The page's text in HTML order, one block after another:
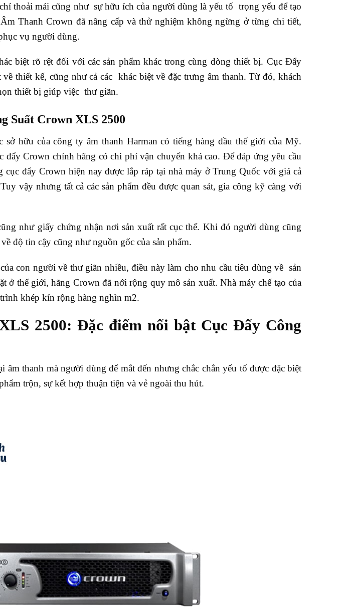
thoải mái cũng như sự hữu ích của người dùng là yếu tố trọng yếu để tạo
Thanh Crown đã nâng cấp và thử nghiệm không ngừng ở từng chi tiết,
vụ người dùng.
biệt rõ rệt đối với các sản phẩm khác trong cùng dòng thiết bị. Cục Đẩy
thiết kế, cũng như cả các khác biệt về đặc trưng âm thanh. Từ đó, khách
thiết bị giúp việc thư giãn.
Suất Crown XLS 2500
hữu của công ty âm thanh Harman có tiếng hàng đầu thế giới của Mỹ.
Crown chính hãng có chi phí vận chuyển khá cao. Để đáp ứng yêu cầu
cục đẩy Crown hiện nay được lắp ráp tại nhà máy ở Trung Quốc với giá cả
vậy nhưng tất cả các sản phẩm đều được quan sát, gia công kỹ càng với
như giấy chứng nhận nơi sản xuất rất cục thể. Khi đó người dùng cũng
độ tin cậy cũng như nguồn gốc của sản phẩm.
con người về thư giãn nhiều, điều này làm cho nhu cầu tiêu dùng về sản
ở thế giới, hãng Crown đã nới rộng quy mô sản xuất. Nhà máy chế tạo của
khép kín rộng hàng nghìn m2.
2500: Đặc điểm nổi bật Cục Đẩy Công
thanh mà người dùng để mắt đến nhưng chắc chắn yếu tố được đặc biệt
trộn, sự kết hợp thuận tiện và vẻ ngoài thu hút.